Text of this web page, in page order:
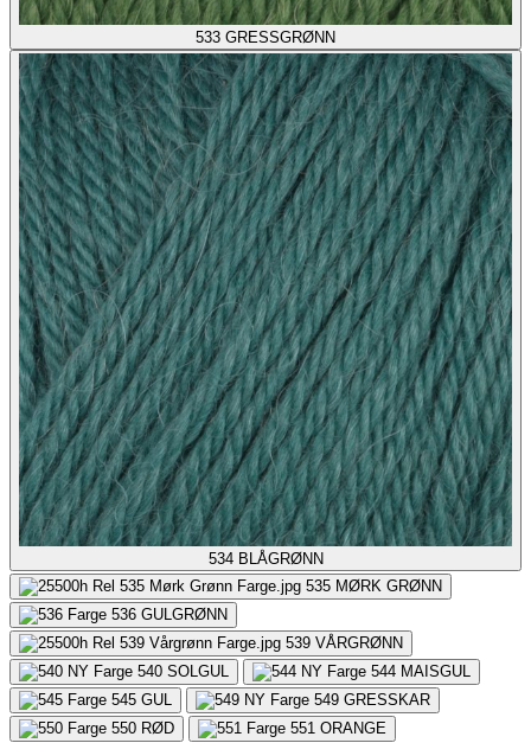
533 GRESSGRØNN
534 BLÅGRØNN
535 MØRK GRØNN
536 GULGRØNN
539 VÅRGRØNN
540 SOLGUL 544 MAISGUL
545 GUL 549 GRESSKAR
550 RØD 551 ORANGE